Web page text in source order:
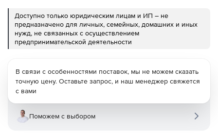
Доступно только юридическим лицам и ИП – не
предназначено для личных, семейных, домашних и иных
нужд, не связанных с осуществлением
предпринимательской деятельности
В связи с особенностями поставок, мы не можем сказать
точную цену. Оставьте запрос, и наш менеджер свяжется
с вами
Поможем с выбором